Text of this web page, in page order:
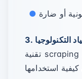
أو ضارة
التكنولوجيا
تقنية scraping بحد ذاتها محايدة ــ الشرعية تعتمد